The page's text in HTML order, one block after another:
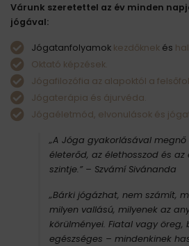
Várunk szeretettel az év minden
jógával:
Jógatanfolyamok kezdőknek és
Oktató képzések.
Jógafilozófia az alapoktól a
Jógaterápia és ájurvéda.
Jógaéletmód, elvonulások és
„A Jóga gyakorlásával
életerőd, az élethosszod és az
szintje.” – Szvámí Sivánanda
„Bárki jógázhat, nem számít,
milyen vallású, milyenek az
körülményei. Fiatal vagy öreg,
egészséges – mindenkinek